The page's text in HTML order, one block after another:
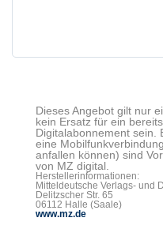
Dieses Angebot gilt nur
kein Ersatz für ein
Digitalabonnement sein.
eine
anfallen können) sind
von MZ digital.
Herstellerinformationen:
Mitteldeutsche Verlags- und
Delitzscher Str. 65
06112 Halle (Saale)
www.mz.de